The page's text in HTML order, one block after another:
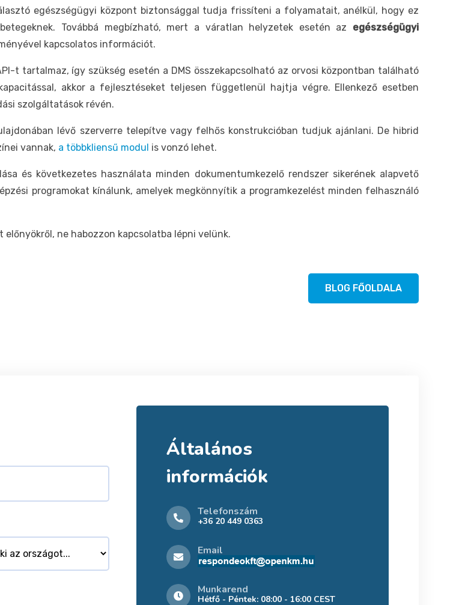
egészségügyi központ biztonsággal tudja frissíteni a folyamatait, anélkül, hogy ez
Továbbá megbízható, mert a váratlan helyzetek esetén az egészségügyi
kapcsolatos információt.
t tartalmaz, így szükség esetén a DMS összekapcsolható az orvosi központban található
akkor a fejlesztéseket teljesen függetlenül hajtja végre. Ellenkező esetben
szolgáltatások révén.
lévő szerverre telepítve vagy felhős konstrukcióban tudjuk ajánlani. De hibrid
vannak, a többkliensű modul is vonzó lehet.
és következetes használata minden dokumentumkezelő rendszer sikerének alapvető
programokat kínálunk, amelyek megkönnyítik a programkezelést minden felhasználó
ne habozzon kapcsolatba lépni velünk.
BLOG FŐOLDALA
Általános
információk
Telefonszám
+36 20 449 0363
Email
Munkarend
Hétfő - Péntek: 08:00 - 16:00 CEST